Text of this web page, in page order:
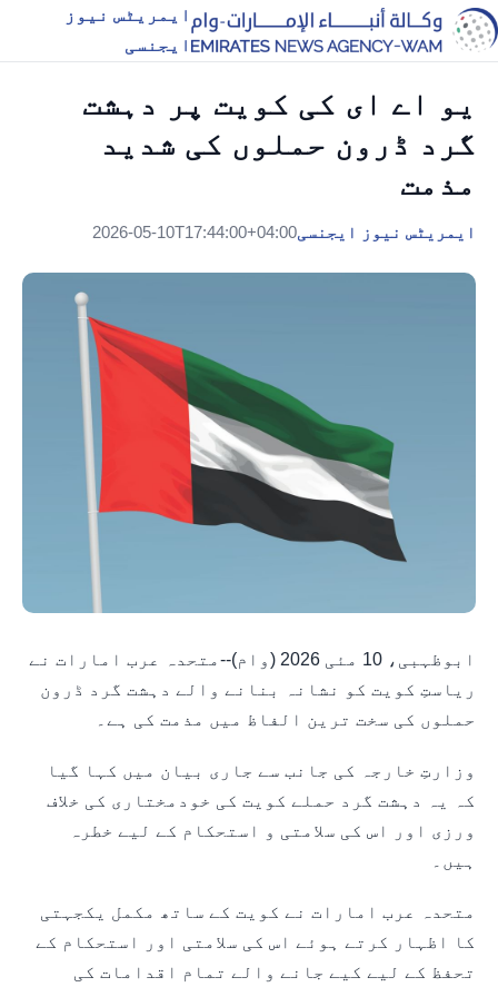
ایمریٹس نیوز
ایجنسی
یو اے ای کی کویت پر دہشت
گرد ڈرون حملوں کی شدید
مذمت
ایمریٹس نیوز ایجنسی2026-05-10T17:44:00+04:00
ابوظہبی، 10 مئی 2026 (وام)--متحدہ عرب امارات نے
ریاستِ کویت کو نشانہ بنانے والے دہشت گرد ڈرون
حملوں کی سخت ترین الفاظ میں مذمت کی ہے۔
وزارتِ خارجہ کی جانب سے جاری بیان میں کہا گیا
کہ یہ دہشت گرد حملے کویت کی خودمختاری کی خلاف
ورزی اور اس کی سلامتی و استحکام کے لیے خطرہ
ہیں۔
متحدہ عرب امارات نے کویت کے ساتھ مکمل یکجہتی
کا اظہار کرتے ہوئے اس کی سلامتی اور استحکام کے
تحفظ کے لیے کیے جانے والے تمام اقدامات کی